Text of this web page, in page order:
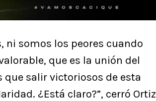
ni somos los peores cuando
que es la unión del
salir victoriosos de esta
¿Está claro?”, cerró Ortiz